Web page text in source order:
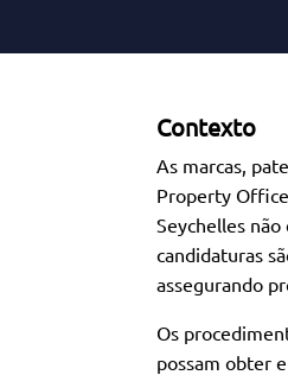
Contexto
As marcas,
Property
Seychelles não
candidaturas
assegurando
Os
possam obter